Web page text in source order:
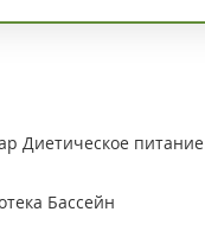
Диетическое питание
Бассейн